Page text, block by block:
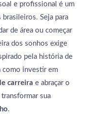
e profissional é um
Seja para
de área ou começar
dos sonhos exige
pela história de
como investir em
carreira e abraçar o
transformar sua
.